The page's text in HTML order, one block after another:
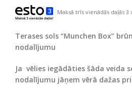
Maksā trīs vienādās daļās 3
Terases sols “Munchen Box”
nodalījumu
Ja vēlies iegādāties šāda veida
nodalījumu jāņem vērā dažas